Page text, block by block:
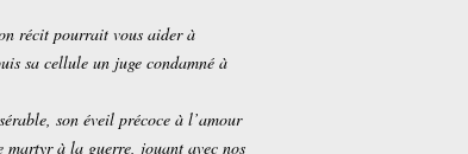
récit pourrait vous aider à
sa cellule un juge condamné à
son éveil précoce à l’amour
martyr à la guerre, jouant avec nos